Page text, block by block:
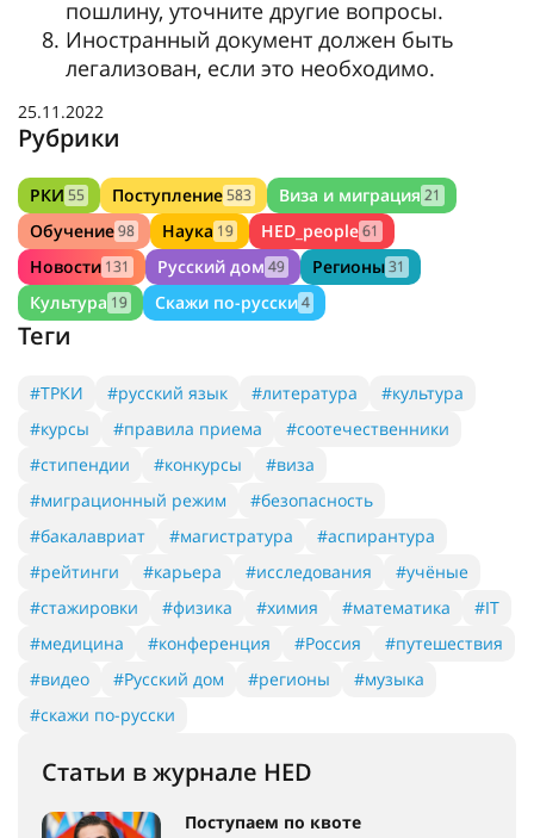
пошлину, уточните другие вопросы.
Иностранный документ должен быть
легализован, если это необходимо.
25.11.2022
Рубрики
РКИ 55 Поступление583 Виза и миграция 21
Обучение98 Наука 19 HED_people61
Новости 131 Русский дом 49 Регионы31
Культура 19 Скажи по-русски4
Теги
#ТРКИ #русский язык #литература
#культура
#курсы
#правила приема
#соотечественники
#стипендии
#конкурсы
#виза
#миграционный режим
#безопасность
#бакалавриат
#магистратура
#аспирантура
#рейтинги
#карьера #исследования
#учёные
#стажировки
#физика #химия #математика
#IT
#медицина
#конференция #Россия
#путешествия
#видео
#Русский дом #регионы
#музыка
#скажи по-русски
Статьи в журнале HED
Поступаем по квоте